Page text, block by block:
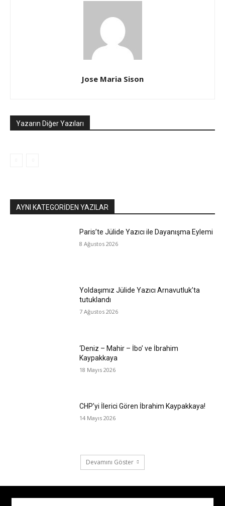
Jose Maria Sison
Yazarın Diğer Yazıları
AYNI KATEGORIDEN YAZILAR
Paris’te Jülide Yazıcı ile Dayanışma Eylemi
8 Ağustos 2026
Yoldaşımız Jülide Yazıcı Arnavutluk’ta
tutuklandı
7 Ağustos 2026
‘Deniz – Mahir – İbo’ ve İbrahim
Kaypakkaya
18 Mayıs 2026
CHP’yi İlerici Gören İbrahim Kaypakkaya!
14 Mayıs 2026
Devamını Göster